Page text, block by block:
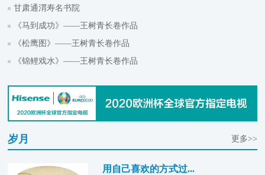
甘肃通渭寿名书院
《马到成功》——王树青长卷作品
《松鹰图》——王树青长卷作品
《锦鲤戏水》——王树青长卷作品
岁月 更多>>
用自己喜欢的方式过...